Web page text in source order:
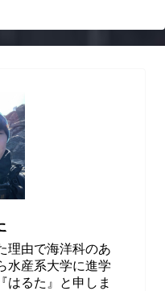
理由で海洋科のあ
水産系大学に進学
はるた』と申しま